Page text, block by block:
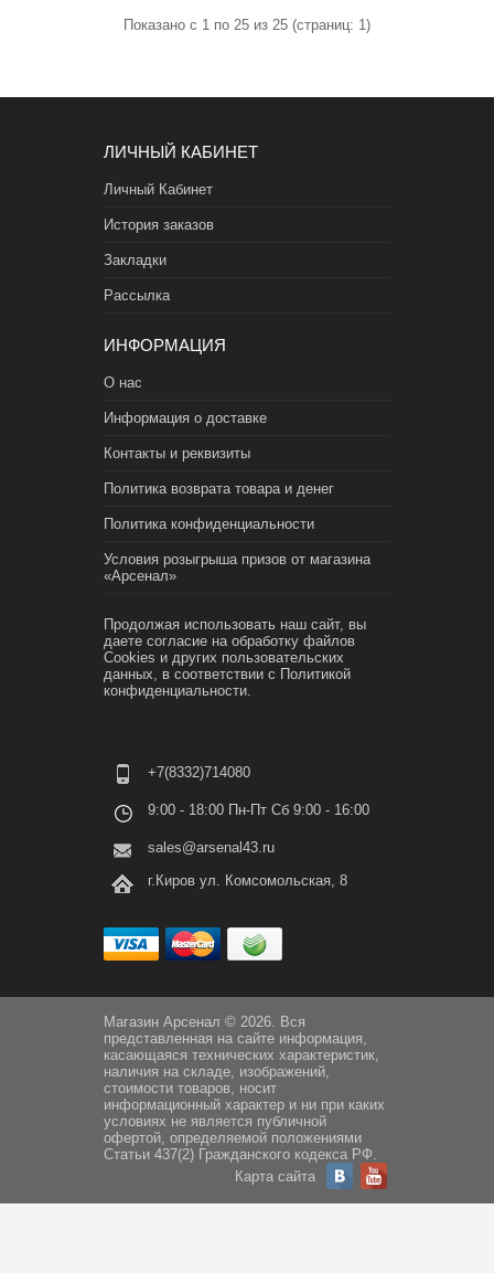
Показано с 1 по 25 из 25 (страниц: 1)
ЛИЧНЫЙ КАБИНЕТ
Личный Кабинет
История заказов
Закладки
Рассылка
ИНФОРМАЦИЯ
О нас
Информация о доставке
Контакты и реквизиты
Политика возврата товара и денег
Политика конфиденциальности
Условия розыгрыша призов от магазина
«Арсенал»
Продолжая использовать наш сайт, вы
даете согласие на обработку файлов
Cookies и других пользовательских
данных, в соответствии с Политикой
конфиденциальности.
+7(8332)714080
9:00 - 18:00 Пн-Пт Сб 9:00 - 16:00
sales@arsenal43.ru
г.Киров ул. Комсомольская, 8
Магазин Арсенал © 2026. Вся
представленная на сайте информация,
касающаяся технических характеристик,
наличия на складе, изображений,
стоимости товаров, носит
информационный характер и ни при каких
условиях не является публичной
офертой, определяемой положениями
Статьи 437(2) Гражданского кодекса РФ.
Карта сайта